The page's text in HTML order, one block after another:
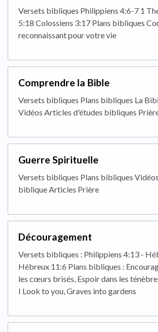
Versets bibliques Philippiens 4:6-7 1
5:18 Colossiens 3:17 Plans bibliques
reconnaissant pour votre vie
Comprendre la Bible
Versets bibliques Plans bibliques La
Vidéos Articles d'études bibliques
Guerre Spirituelle
Versets bibliques Plans bibliques
biblique Articles Prière
Découragement
Versets bibliques : Philippiens 4:13 -
Hébreux 11:6 Plans bibliques :
les cœurs brisés, Espoir dans les
I Look to you, Graves into gardens